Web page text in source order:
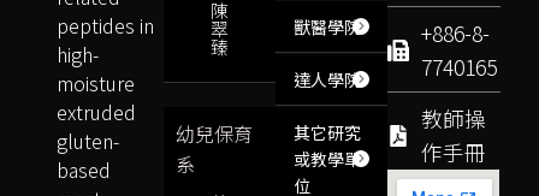
+886-8-
7740165
教師操
作手冊
獸醫學院
達人學院
其它研究
或教學單
位
陳
翠
臻
幼兒保育
系
peptides in
high-
moisture
extruded
gluten-
based